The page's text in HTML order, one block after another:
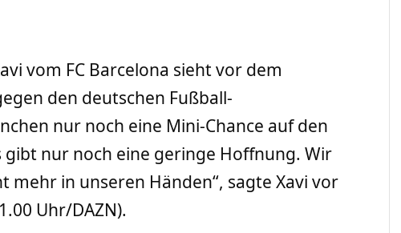
vom FC Barcelona sieht vor dem
den deutschen Fußball-
nur noch eine Mini-Chance auf den
gibt nur noch eine geringe Hoffnung. Wir
mehr in unseren Händen“, sagte Xavi vor
Uhr/DAZN).